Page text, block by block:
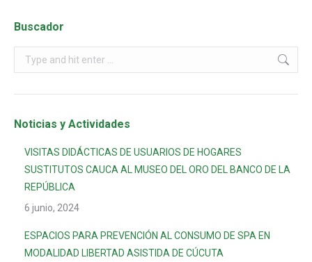
Buscador
Noticias y Actividades
VISITAS DIDÁCTICAS DE USUARIOS DE HOGARES
SUSTITUTOS CAUCA AL MUSEO DEL ORO DEL BANCO DE LA
REPÚBLICA
6 junio, 2024
ESPACIOS PARA PREVENCIÓN AL CONSUMO DE SPA EN
MODALIDAD LIBERTAD ASISTIDA DE CÚCUTA